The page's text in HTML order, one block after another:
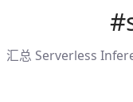
#
汇总 Serverless